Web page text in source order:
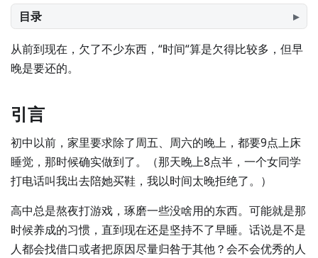
目录
从前到现在，欠了不少东西，“时间“算是欠得比较多，但早
晚是要还的。
引言
初中以前，家里要求除了周五、周六的晚上，都要9点上床
睡觉，那时候确实做到了。（那天晚上8点半，一个女同学
打电话叫我出去陪她买鞋，我以时间太晚拒绝了。）
高中总是熬夜打游戏，琢磨一些没啥用的东西。可能就是那
时候养成的习惯，直到现在还是坚持不了早睡。话说是不是
人都会找借口或者把原因尽量归咎于其他？会不会优秀的人